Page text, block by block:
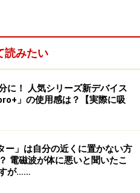
どれでも使える
セスポイントとして使用で
信機器。アクセスポイント
があるのかというと、ズバ
器でも使える」ということ
読みたい
に！ 人気シリーズ新デバイス
」の使用感は？【実際に吸
ー」は自分の近くに置かない方
電磁波が体に悪いと聞いたこ
が……